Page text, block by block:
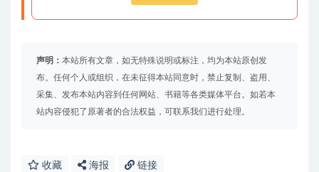
声明： 本站所有文章，如无特殊说明或标注，均为本站原创发
布。任何个人或组织，在未征得本站同意时，禁止复制、盗用、
采集、发布本站内容到任何网站、书籍等各类媒体平台。如若本
站内容侵犯了原著者的合法权益，可联系我们进行处理。
收藏 海报 链接